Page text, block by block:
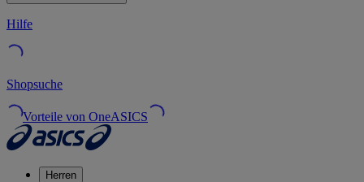
Hilfe
Shopsuche
Vorteile von OneASICS
Herren